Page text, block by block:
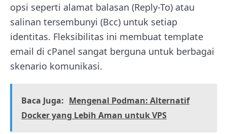
opsi seperti alamat balasan (Reply-To) atau
salinan tersembunyi (Bcc) untuk setiap
identitas. Fleksibilitas ini membuat template
email di cPanel sangat berguna untuk berbagai
skenario komunikasi.
Baca Juga: Mengenal Podman: Alternatif
Docker yang Lebih Aman untuk VPS